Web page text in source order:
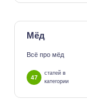
Мёд
Всё про мёд
47
статей в
категории